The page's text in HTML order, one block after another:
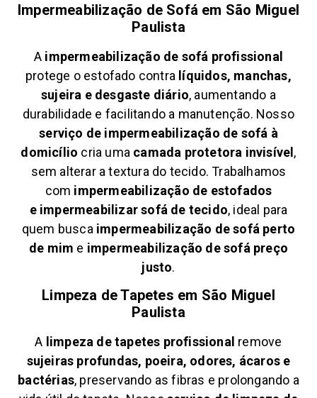
Impermeabilização de Sofá em São Miguel
Paulista
A impermeabilização de sofá profissional
protege o estofado contra líquidos, manchas,
sujeira e desgaste diário, aumentando a
durabilidade e facilitando a manutenção. Nosso
serviço de impermeabilização de sofá à
domicílio cria uma camada protetora invisível,
sem alterar a textura do tecido. Trabalhamos
com impermeabilização de estofados
e impermeabilizar sofá de tecido, ideal para
quem busca impermeabilização de sofá perto
de mim e impermeabilização de sofá preço
justo.
Limpeza de Tapetes em São Miguel
Paulista
A limpeza de tapetes profissional remove
sujeiras profundas, poeira, odores, ácaros e
bactérias, preservando as fibras e prolongando a